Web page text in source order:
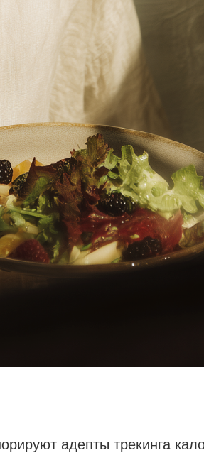
адепты трекинга